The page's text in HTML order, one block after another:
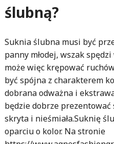
ślubną?
Suknia ślubna musi być
panny młodej, wszak
może więc krępować
być spójna z charakterem
dobrana odważna i
będzie dobrze
skryta i nieśmiała.Suknię
oparciu o kolor. Na stronie